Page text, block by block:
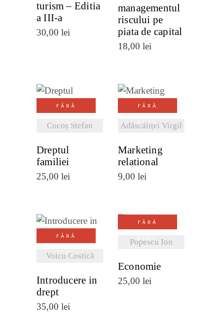
turism – Editia
a III-a
30,00 lei
managementul
riscului pe
piata de capital
18,00 lei
FĂRĂ
STOC
Cocoș Stefan
VEZI
Dreptul
familiei
25,00 lei
FĂRĂ
STOC
Adăscăliței Virgil
VEZI
Marketing
relational
9,00 lei
FĂRĂ
STOC
Voicu Costică
VEZI
Introducere in
drept
35,00 lei
FĂRĂ
Popescu Ion
DETALII
Economie
25,00 lei